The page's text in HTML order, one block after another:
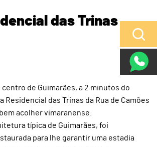
das Trinas
de Guimarães, a 2 minutos do
Residencial das Trinas da Rua de Camões
acolher vimaranense.
típica de Guimarães, foi
para lhe garantir uma estadia